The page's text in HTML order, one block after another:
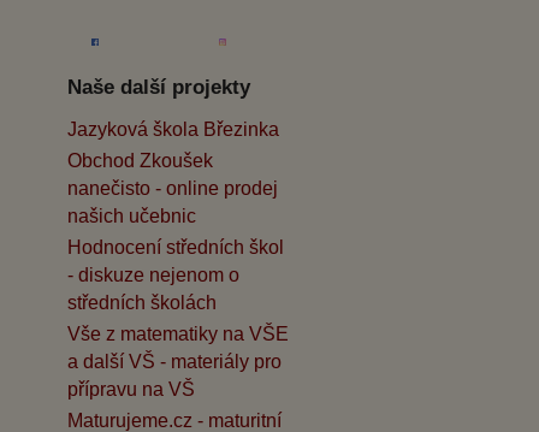
Naše další projekty
Jazyková škola Březinka
Obchod Zkoušek
nanečisto - online prodej
našich učebnic
Hodnocení středních škol
- diskuze nejenom o
středních školách
Vše z matematiky na VŠE
a další VŠ - materiály pro
přípravu na VŠ
Maturujeme.cz - maturitní